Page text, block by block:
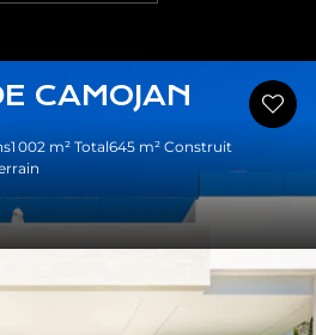
CAMOJAN
1 002 m² Total645 m² Construit